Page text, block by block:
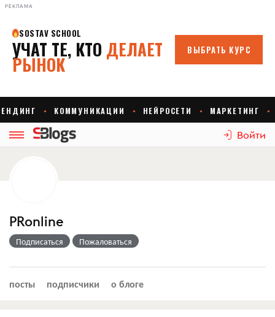
РЕКЛАМА
Войти
PRonline
Подписаться Пожаловаться
посты подписчики о блоге